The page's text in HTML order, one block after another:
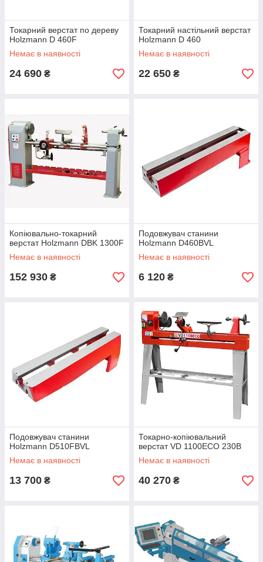
Токарний верстат по дереву
Holzmann D 460F
Немає в наявності
24 690 ₴
Токарний настільний верстат
Holzmann D 460
Немає в наявності
22 650 ₴
Копіювально-токарний
верстат Holzmann DBK 1300F
Немає в наявності
152 930 ₴
Подовжувач станини
Holzmann D460BVL
Немає в наявності
6 120 ₴
Подовжувач станини
Holzmann D510FBVL
Немає в наявності
13 700 ₴
Токарно-копіювальний
верстат VD 1100ECO 230В
Немає в наявності
40 270 ₴